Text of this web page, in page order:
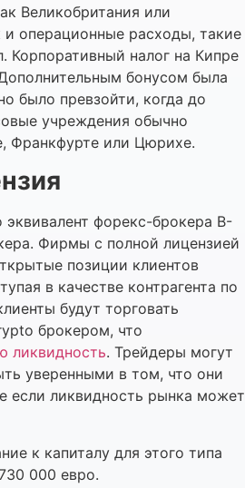
Великобритания или
операционные расходы, такие
Корпоративный налог на Кипре
бонусом была
было превзойти, когда до
учреждения обычно
Франкфурте или Цюрихе.
форекс-брокера B-
Фирмы с полной лицензией
позиции клиентов
в качестве контрагента по
будут торговать
брокером, что
ликвидность. Трейдеры могут
уверенными в том, что они
если ликвидность рынка может
к капиталу для этого типа
000 евро.